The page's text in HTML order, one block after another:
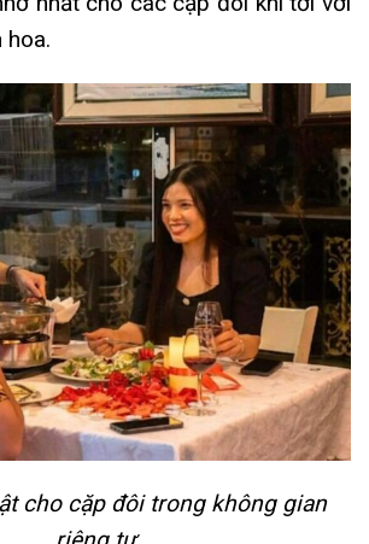
hoa.
cho cặp đôi trong không gian